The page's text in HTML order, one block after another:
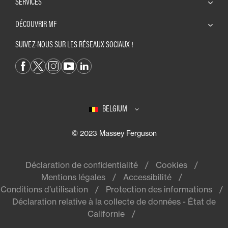
DÉCOUVRIR MF
SUIVEZ-NOUS SUR LES RÉSEAUX SOCIAUX !
BELGIUM
© 2023 Massey Ferguson
Déclaration de confidentialité
Cookies
Mentions légales
Accessibilité
Conditions d’utilisation
Protection des informations
Déclaration relative à la collecte de données - État de
Californie